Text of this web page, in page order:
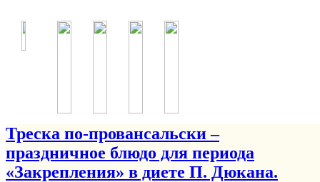
Треска по-провансальски –
праздничное блюдо для периода
«Закрепления» в диете П. Дюкана.